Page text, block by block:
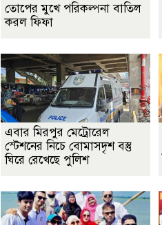
তোপের মুখে পরিকল্পনা বাতিল
করল ফিফা
এবার মিরপুর মেট্রোরেল
স্টেশনের নিচে বোমাসদৃশ বস্তু
ঘিরে রেখেছে পুলিশ